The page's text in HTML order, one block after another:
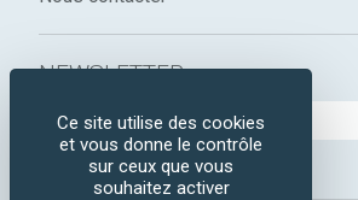
NEWSLETTER :
Ce site utilise des cookies
et vous donne le contrôle
sur ceux que vous
souhaitez activer